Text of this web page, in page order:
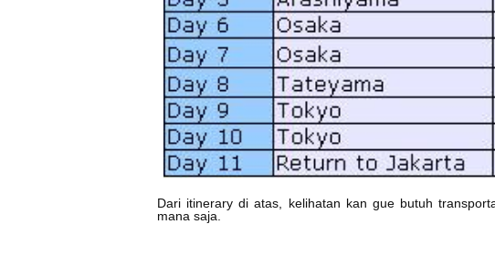
Dari itinerary di atas, kelihatan kan gue butuh
mana saja.